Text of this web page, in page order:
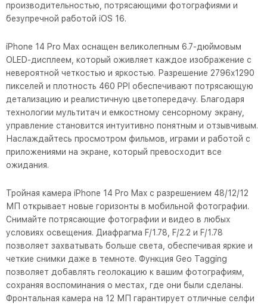
производительностью, потрясающими фотографиями и
безупречной работой iOS 16.
iPhone 14 Pro Max оснащен великолепным 6.7-дюймовым
OLED-дисплеем, который оживляет каждое изображение с
невероятной четкостью и яркостью. Разрешение 2796x1290
пикселей и плотность 460 PPI обеспечивают потрясающую
детализацию и реалистичную цветопередачу. Благодаря
технологии мультитач и емкостному сенсорному экрану,
управление становится интуитивно понятным и отзывчивым.
Наслаждайтесь просмотром фильмов, играми и работой с
приложениями на экране, который превосходит все
ожидания.
Тройная камера iPhone 14 Pro Max с разрешением 48/12/12
МП открывает новые горизонты в мобильной фотографии.
Снимайте потрясающие фотографии и видео в любых
условиях освещения. Диафрагма F/1.78, F/2.2 и F/1.78
позволяет захватывать больше света, обеспечивая яркие и
четкие снимки даже в темноте. Функция Geo Tagging
позволяет добавлять геолокацию к вашим фотографиям,
сохраняя воспоминания о местах, где они были сделаны.
Фронтальная камера на 12 МП гарантирует отличные селфи